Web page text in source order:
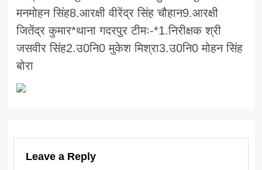
मनमोहन सिंह8.आरक्षी वीरेंद्र सिंह चौहान9.आरक्षी
जितेंद्र कुमार*थाना गदरपुर टीमः-*1.निरीक्षक श्री
जसवीर सिंह2.उ0नि0 मुकेश मिश्रा3.उ0नि0 मोहन सिंह
बोरा
Leave a Reply